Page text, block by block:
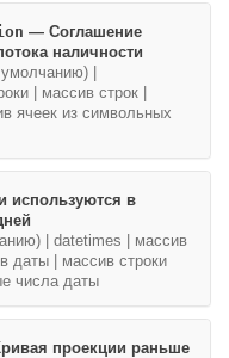
— Соглашение
наличности
|
массив строк
ячеек из символьных
используются в
| datetimes
массив
даты
массив строки
числа даты
проекции раньше